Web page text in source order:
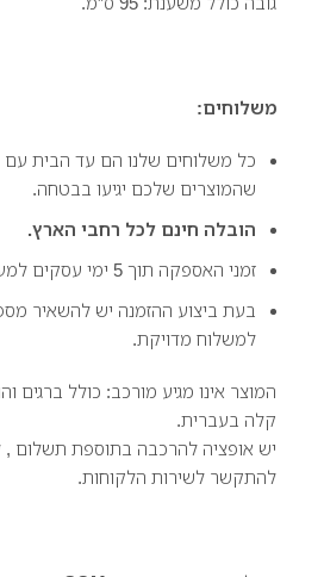
משלוחים:
כל משלוחים שלנו הם עד הבית עם
שהמוצרים שלכם יגיעו בבטחה.
הובלה חינם לכל רחבי הארץ.
זמני האספקה תוך 5 ימי עסקים למעט אזורים חריגים.
בעת ביצוע ההזמנה יש להשאיר
למשלוח מדויקת.
המוצר אינו מגיע מורכב: כולל ברגים
קלה בעברית.
יש אופציה להרכבה בתוספת תשלום ,
להתקשר לשירות הלקוחות.